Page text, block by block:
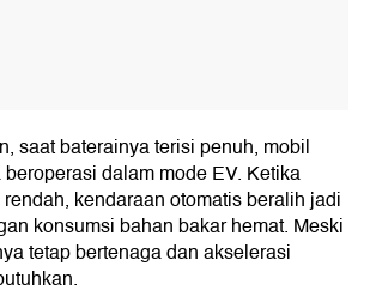
saat baterainya terisi penuh, mobil
dalam mode EV. Ketika
kendaraan otomatis beralih jadi
konsumsi bahan bakar hemat. Meski
tetap bertenaga dan akselerasi